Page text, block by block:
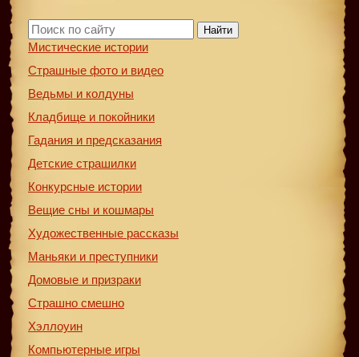
Найти
Мистические истории
Страшные фото и видео
Ведьмы и колдуны
Кладбище и покойники
Гадания и предсказания
Детские страшилки
Конкурсные истории
Вещие сны и кошмары
Художественные рассказы
Маньяки и преступники
Домовые и призраки
Страшно смешно
Хэллоуин
Компьютерные игры